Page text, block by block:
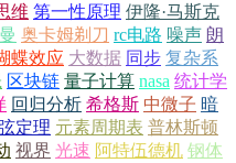
维 第一性原理 伊隆·马斯克
奥卡姆剃刀 rc电路 噪声 朗
蝶效应 大数据 同步 复杂系
区块链 量子计算 nasa 统计学
回归分析 希格斯 中微子 暗
定理 元素周期表 普林斯顿
视界 光速 阿特伍德机 钢体